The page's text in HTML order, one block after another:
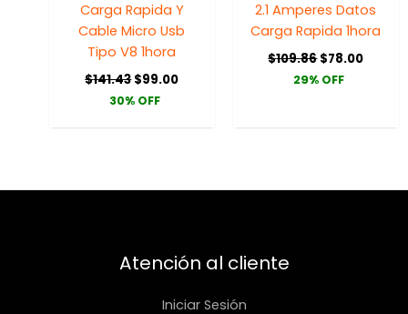
Carga Rapida Y
Cable Micro Usb
Tipo V8 1hora
$141.43$99.00
30% OFF
2.1 Amperes Datos
Carga Rapida 1hora
$109.86$78.00
29% OFF
Atención al cliente
Iniciar Sesión